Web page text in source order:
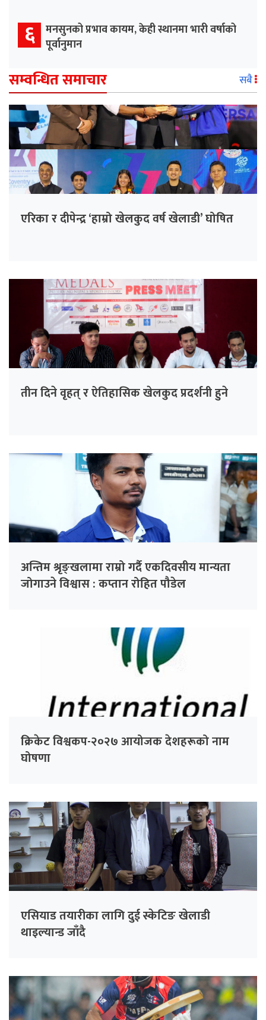
६ मनसुनको प्रभाव कायम, केही स्थानमा भारी वर्षाको
पूर्वानुमान
सम्वन्धित समाचार सबै
एरिका र दीपेन्द्र ‘हाम्रो खेलकुद वर्ष खेलाडी’ घोषित
तीन दिने वृहत् र ऐतिहासिक खेलकुद प्रदर्शनी हुने
अन्तिम श्रृङ्खलामा राम्रो गर्दै एकदिवसीय मान्यता
जोगाउने विश्वास : कप्तान रोहित पौडेल
क्रिकेट विश्वकप-२०२७ आयोजक देशहरूको नाम
घोषणा
एसियाड तयारीका लागि दुई स्केटिङ खेलाडी
थाइल्यान्ड जाँदै